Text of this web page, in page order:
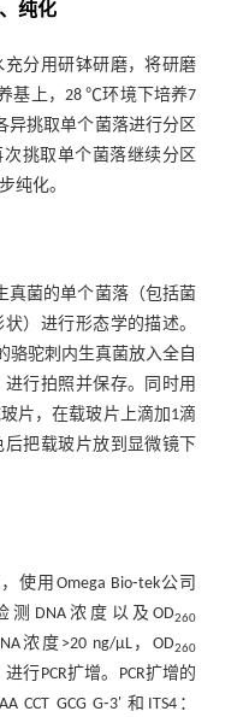
纯化
分用研钵研磨，将研磨
基上，28 ℃环境下培养7
异挑取单个菌落进行分区
挑取单个菌落继续分区
纯化。
真菌的单个菌落（包括菌
）进行形态学的描述。
骆驼刺内生真菌放入全自
行拍照并保存。同时用
片，在载玻片上滴加1滴
把载玻片放到显微镜下
用Omega Bio⁃tek公司
测DNA浓度以及OD260
浓度>20 ng/µL，OD260
行PCR扩增。PCR扩增的
CCT GCG G⁃3' 和ITS4：